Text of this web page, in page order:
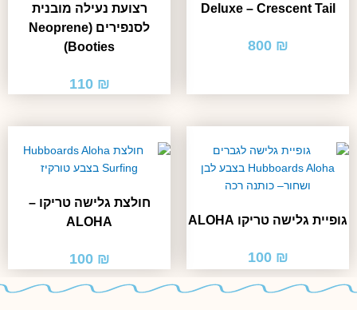
Deluxe – Crescent Tail
₪
800
רצועת נעילה מובנית
לסנפירים (Neoprene
Booties)
₪
110
גופיית גלישה טריקו ALOHA
₪
100
חולצת גלישה טריקו –
ALOHA
₪
100